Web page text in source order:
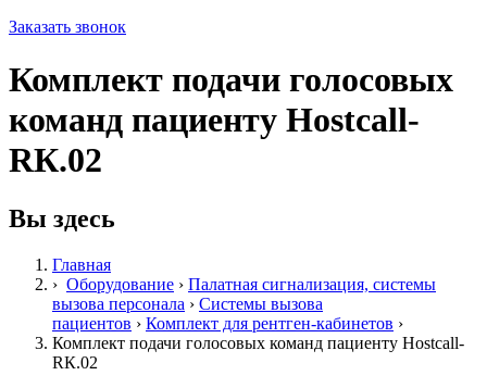
Заказать звонок
Комплект подачи голосовых
команд пациенту Hostcall-
RК.02
Вы здесь
Главная
› Оборудование › Палатная сигнализация, системы
вызова персонала › Системы вызова
пациентов › Комплект для рентген-кабинетов ›
Комплект подачи голосовых команд пациенту Hostcall-
RК.02